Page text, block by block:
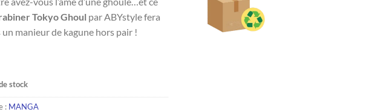
Tokyo Ghoul par ABYstyle fera
un manieur de kagune hors pair !
stock
: MANGA